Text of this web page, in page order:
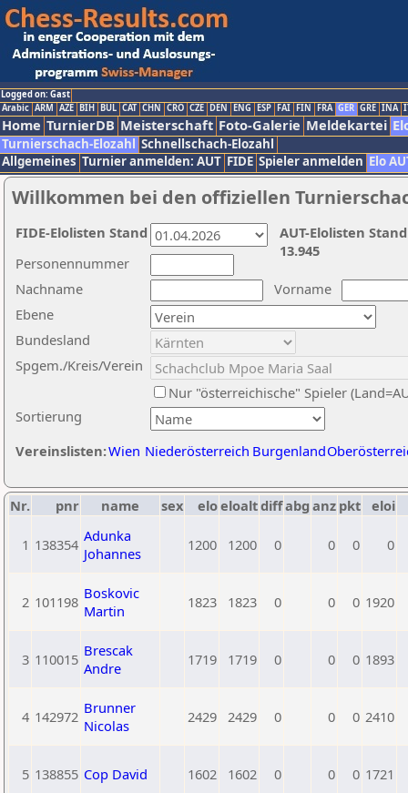
Logged on: Gast
Arabic ARM AZE BIH BUL CAT CHN CRO CZE DEN ENG ESP FAI FIN FRA GER GRE INA
Home TurnierDB Meisterschaft Foto-Galerie Meldekartei
Turnierschach-Elozahl Schnellschach-Elozahl
Allgemeines Turnier anmelden: AUT FIDE Spieler anmelden Elo
Willkommen bei den offiziellen
Nachname
Vorname
Ebene
Sortierung
Personennummer
Bundesland
Spgem./Kreis/Verein
Nur "österreichische" Spieler
Vereinslisten:Wien Niederösterreich Burgenland
AUT-Elolisten
13.945
FIDE-Elolisten Stand
Nr. pnr name sex eloeloaltdiffabg anz pkt eloi
1 138354 Adunka
Johannes
1200 1200 0 0 0 0
2 101198 Boskovic
Martin
1823 1823 0 0 0 1920
3 110015 Brescak
Andre
1719 1719 0 0 0 1893
4 142972 Brunner
Nicolas
2429 2429 0 0 0 2410
5 138855 Cop David 1602 1602 0 0 0 1721